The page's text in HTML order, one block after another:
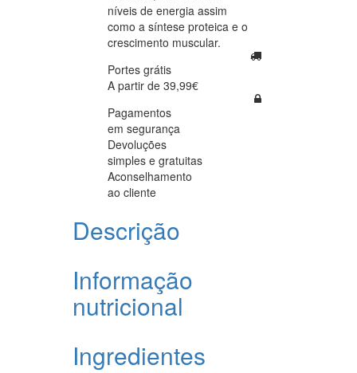
níveis de energia assim
como a síntese proteica e o
crescimento muscular.
Portes grátis
A partir de 39,99€
Pagamentos
em segurança
Devoluções
simples e gratuitas
Aconselhamento
ao cliente
Descrição
Informação
nutricional
Ingredientes